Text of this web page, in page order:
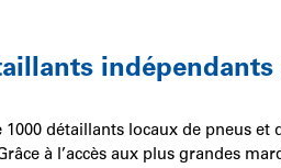
1000 détaillants locaux de pneus
à l’accès aux plus grandes